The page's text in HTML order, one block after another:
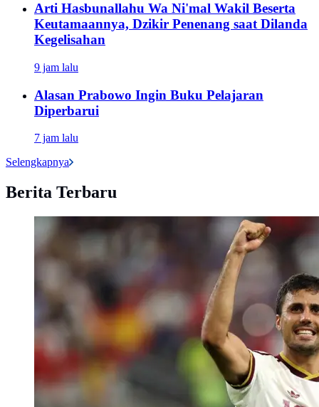
Arti Hasbunallahu Wa Ni'mal Wakil Beserta
Keutamaannya, Dzikir Penenang saat Dilanda
Kegelisahan
9 jam lalu
Alasan Prabowo Ingin Buku Pelajaran
Diperbarui
7 jam lalu
Selengkapnya
Berita Terbaru